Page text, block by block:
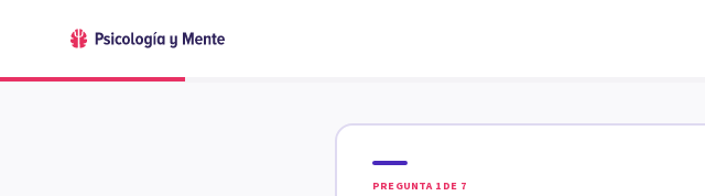
PREGUNTA 1 DE 7